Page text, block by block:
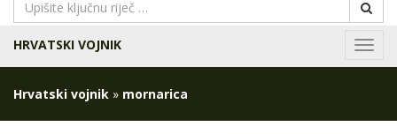
HRVATSKI VOJNIK
Hrvatski vojnik » mornarica